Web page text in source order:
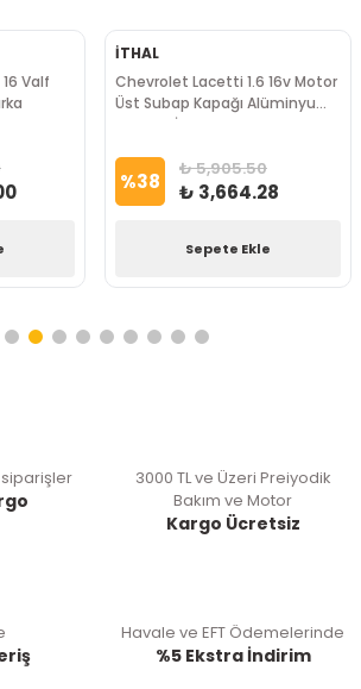
Valf
İTHAL
Chevrolet Lacetti 1.6 16v Motor
Üst Subap Kapağı Alüminyum
Alaşımlı İTHAL Marka
%38 ₺ 5,905.50
₺ 3,664.28
Sepete Ekle
siparişler
3000 TL ve Üzeri Preiyodik
Bakım ve Motor
Kargo Ücretsiz
Havale ve EFT Ödemelerinde
%5 Ekstra İndirim